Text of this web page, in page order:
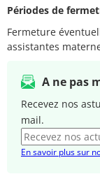
Périodes de
Fermeture
assistantes
A ne pas
Recevez nos
mail.
En savoir plus sur